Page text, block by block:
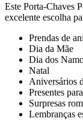
Este Porta-Chaves
excelente escolha
Prendas de
Dia da Mãe
Dia dos
Natal
Aniversários
Presentes
Surpresas
Lembranças